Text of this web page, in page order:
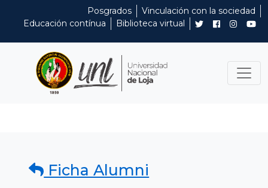
Posgrados
Vinculación con la sociedad
Educación contínua
Biblioteca virtual
Ficha Alumni